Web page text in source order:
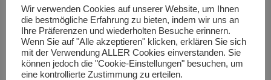
Nationalfeiertag „Ilinden“
vonRedaktion Juli 29, 2010
Der mazedonische Nationalfeiertag „Ilinden“ am 2. August 2010
wird in diesem Jahr erstmals auch von der kanadischen
Wir verwenden Cookies auf unserer Website, um Ihnen
die bestmögliche Erfahrung zu bieten, indem wir uns an
Ihre Präferenzen und wiederholten Besuche erinnern.
Wenn Sie auf "Alle akzeptieren" klicken, erklären Sie sich
mit der Verwendung ALLER Cookies einverstanden. Sie
können jedoch die "Cookie-Einstellungen" besuchen, um
eine kontrollierte Zustimmung zu erteilen.